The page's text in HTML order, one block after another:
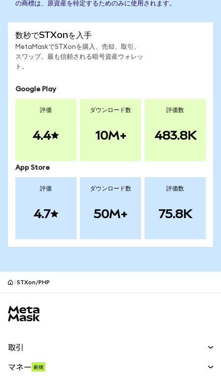
の商標は、原資産を特定するためのみに使用されます。
数秒でSTXonを入手
MetaMaskでSTXonを購入、売却、取引、
スワップ。最も信頼される暗号資産ウォレッ
ト。
Google Play
評価
4.4
ダウンロード数
10M+
評価数
483.8K
App Store
評価
4.7
ダウンロード数
50M+
評価数
75.8K
STXon/PHP
取引
マネー 新規